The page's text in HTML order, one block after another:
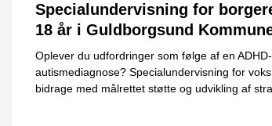
Specialundervisning for
18 år i Guldborgsund
Oplever du udfordringer som følge af en
autismediagnose? Specialundervisning for
bidrage med målrettet støtte og udvikling af